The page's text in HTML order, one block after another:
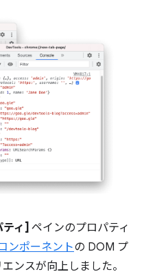
ティ] ペインのプロパティ
ンポーネントの DOM プ
ンスが向上しました。